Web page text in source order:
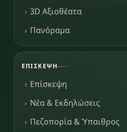
3D Αξιοθέατα
Πανόραμα
ΕΠΊΣΚΕΨΗ
Επίσκεψη
Νέα & Εκδηλώσεις
Πεζοπορία & Ύπαιθρος